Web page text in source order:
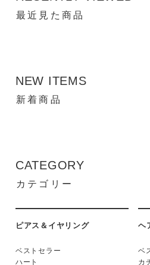
最近見た商品
NEW ITEMS
新着商品
CATEGORY
カテゴリー
ピアス＆イヤリング
ベストセラー
ハート
ヘ
ベ
カ